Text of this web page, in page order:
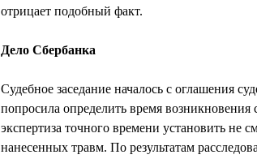
отрицает подобный факт.
Дело Сбербанка
Судебное заседание началось с оглашения
попросила определить время
экспертиза точного времени установить не
нанесенных травм. По результатам